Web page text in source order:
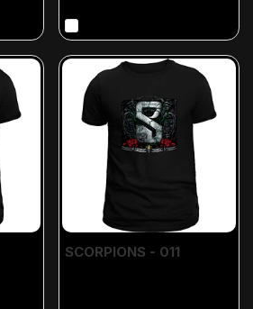
SCORPIONS - 011